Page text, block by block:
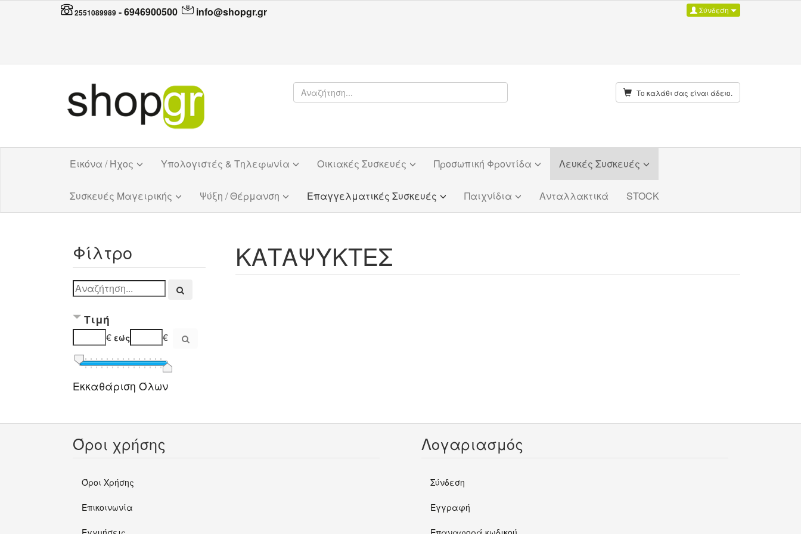
2551089989 -6946900500 info@shopgr.gr Σύνδεση
Το καλάθι σας είναι άδειο.
Εικόνα / Ήχος Υπολογιστές & Τηλεφωνία Οικιακές Συσκευές Προσωπική Φροντίδα Λευκές Συσκευές
Συσκευές Μαγειρικής Ψύξη / Θέρμανση Επαγγελματικές Συσκευές Παιχνίδια Ανταλλακτικά STOCK
ΚΑΤΑΨΥΚΤΕΣ
Φίλτρο
Τιμή
€ εώς €
Εκκαθάριση Όλων
Όροι χρήσης
Όροι Χρήσης
Επικοινωνία
Λογαριασμός
Σύνδεση
Εγγραφή